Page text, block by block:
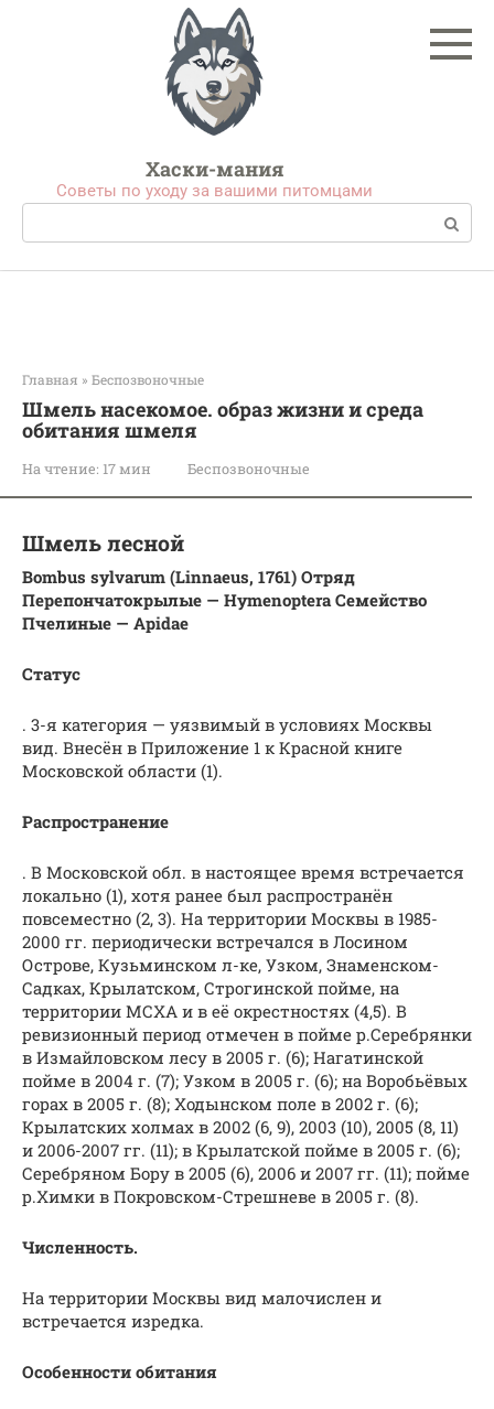
Хаски-мания
Советы по уходу за вашими питомцами
Поиск:
Главная » Беспозвоночные
Шмель насекомое. образ жизни и среда
обитания шмеля
На чтение: 17 мин Беспозвоночные
Шмель лесной
Bombus sylvarum (Linnaeus, 1761) Отряд
Перепончатокрылые — Hymenoptera Семейство
Пчелиные — Apidae
Статус
. 3-я категория — уязвимый в условиях Москвы
вид. Внесён в Приложение 1 к Красной книге
Московской области (1).
Распространение
. В Московской обл. в настоящее время встречается
локально (1), хотя ранее был распространён
повсеместно (2, 3). На территории Москвы в 1985-
2000 гг. периодически встречался в Лосином
Острове, Кузьминском л-ке, Узком, Знаменском-
Садках, Крылатском, Строгинской пойме, на
территории МСХА и в её окрестностях (4,5). В
ревизионный период отмечен в пойме р.Серебрянки
в Измайловском лесу в 2005 г. (6); Нагатинской
пойме в 2004 г. (7); Узком в 2005 г. (6); на Воробьёвых
горах в 2005 г. (8); Ходынском поле в 2002 г. (6);
Крылатских холмах в 2002 (6, 9), 2003 (10), 2005 (8, 11)
и 2006-2007 гг. (11); в Крылатской пойме в 2005 г. (6);
Серебряном Бору в 2005 (6), 2006 и 2007 гг. (11); пойме
р.Химки в Покровском-Стрешневе в 2005 г. (8).
Численность.
На территории Москвы вид малочислен и
встречается изредка.
Особенности обитания